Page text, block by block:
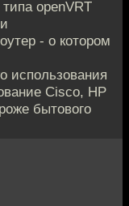
openVRT
- о котором
использования
Сisco, HP
бытового